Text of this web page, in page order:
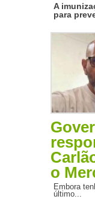
A
para
o
Embora
último...